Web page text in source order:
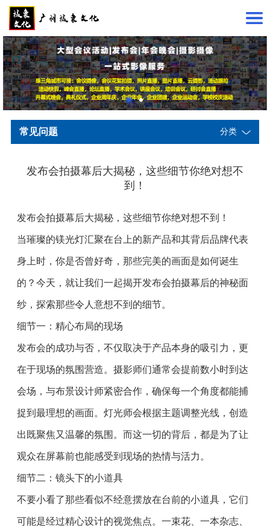
常见问题 分类
发布会拍摄幕后大揭秘，这些细节你绝对想不
到！
发布会拍摄幕后大揭秘，这些细节你绝对想不到！
当璀璨的镁光灯汇聚在台上的新产品和其背后品牌代表
身上时，你是否曾好奇，那些完美的画面是如何诞生
的？今天，就让我们一起揭开发布会拍摄幕后的神秘面
纱，探索那些令人意想不到的细节。
细节一：精心布局的现场
发布会的成功与否，不仅取决于产品本身的吸引力，更
在于现场的氛围营造。摄影师们通常会提前数小时到达
会场，与布景设计师紧密合作，确保每一个角度都能捕
捉到最理想的画面。灯光师会根据主题调整光线，创造
出既聚焦又温馨的氛围。而这一切的背后，都是为了让
观众在屏幕前也能感受到现场的热情与活力。
细节二：镜头下的小道具
不要小看了那些看似不经意摆放在台前的小道具，它们
可能是经过精心设计的视觉焦点。一束花、一本杂志、